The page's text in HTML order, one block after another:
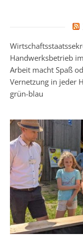
Handwerksbetrieb
Arbeit macht Spaß
Vernetzung in jeder
grün-blau